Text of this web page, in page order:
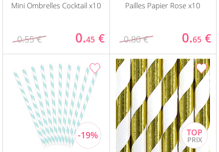
Mini Ombrelles Cocktail x10
0.55 € 0.45 €
Pailles Papier Rose x10
0.80 € 0.65 €